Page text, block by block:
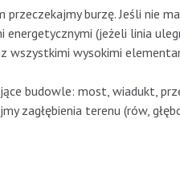
burzę. Jeśli nie
energetycznymi (jeżeli linia
wszystkimi wysokimi
budowle: most, wiadukt,
zagłębienia terenu (rów,